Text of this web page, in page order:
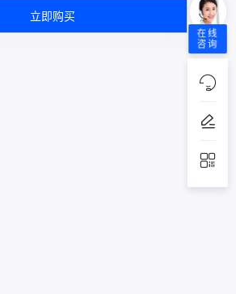
立即购买
在线
咨询